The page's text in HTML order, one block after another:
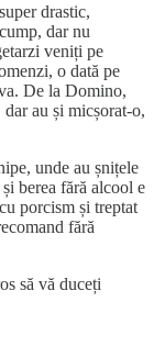
drastic,
dar nu
veniți pe
o dată pe
De la Domino,
au și micșorat-o,
unde au șnițele
berea fără alcool e
porcism și treptat
fără
să vă duceți